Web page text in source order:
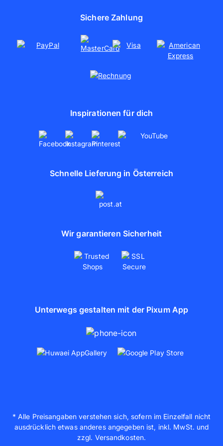
Soziales Engagement
Sichere Zahlung
Inspirationen für dich
Schnelle Lieferung in Österreich
Wir garantieren Sicherheit
Unterwegs gestalten mit der Pixum App
* Alle Preisangaben verstehen sich, sofern im Einzelfall nicht
ausdrücklich etwas anderes angegeben ist, inkl. MwSt. und
zzgl. Versandkosten.